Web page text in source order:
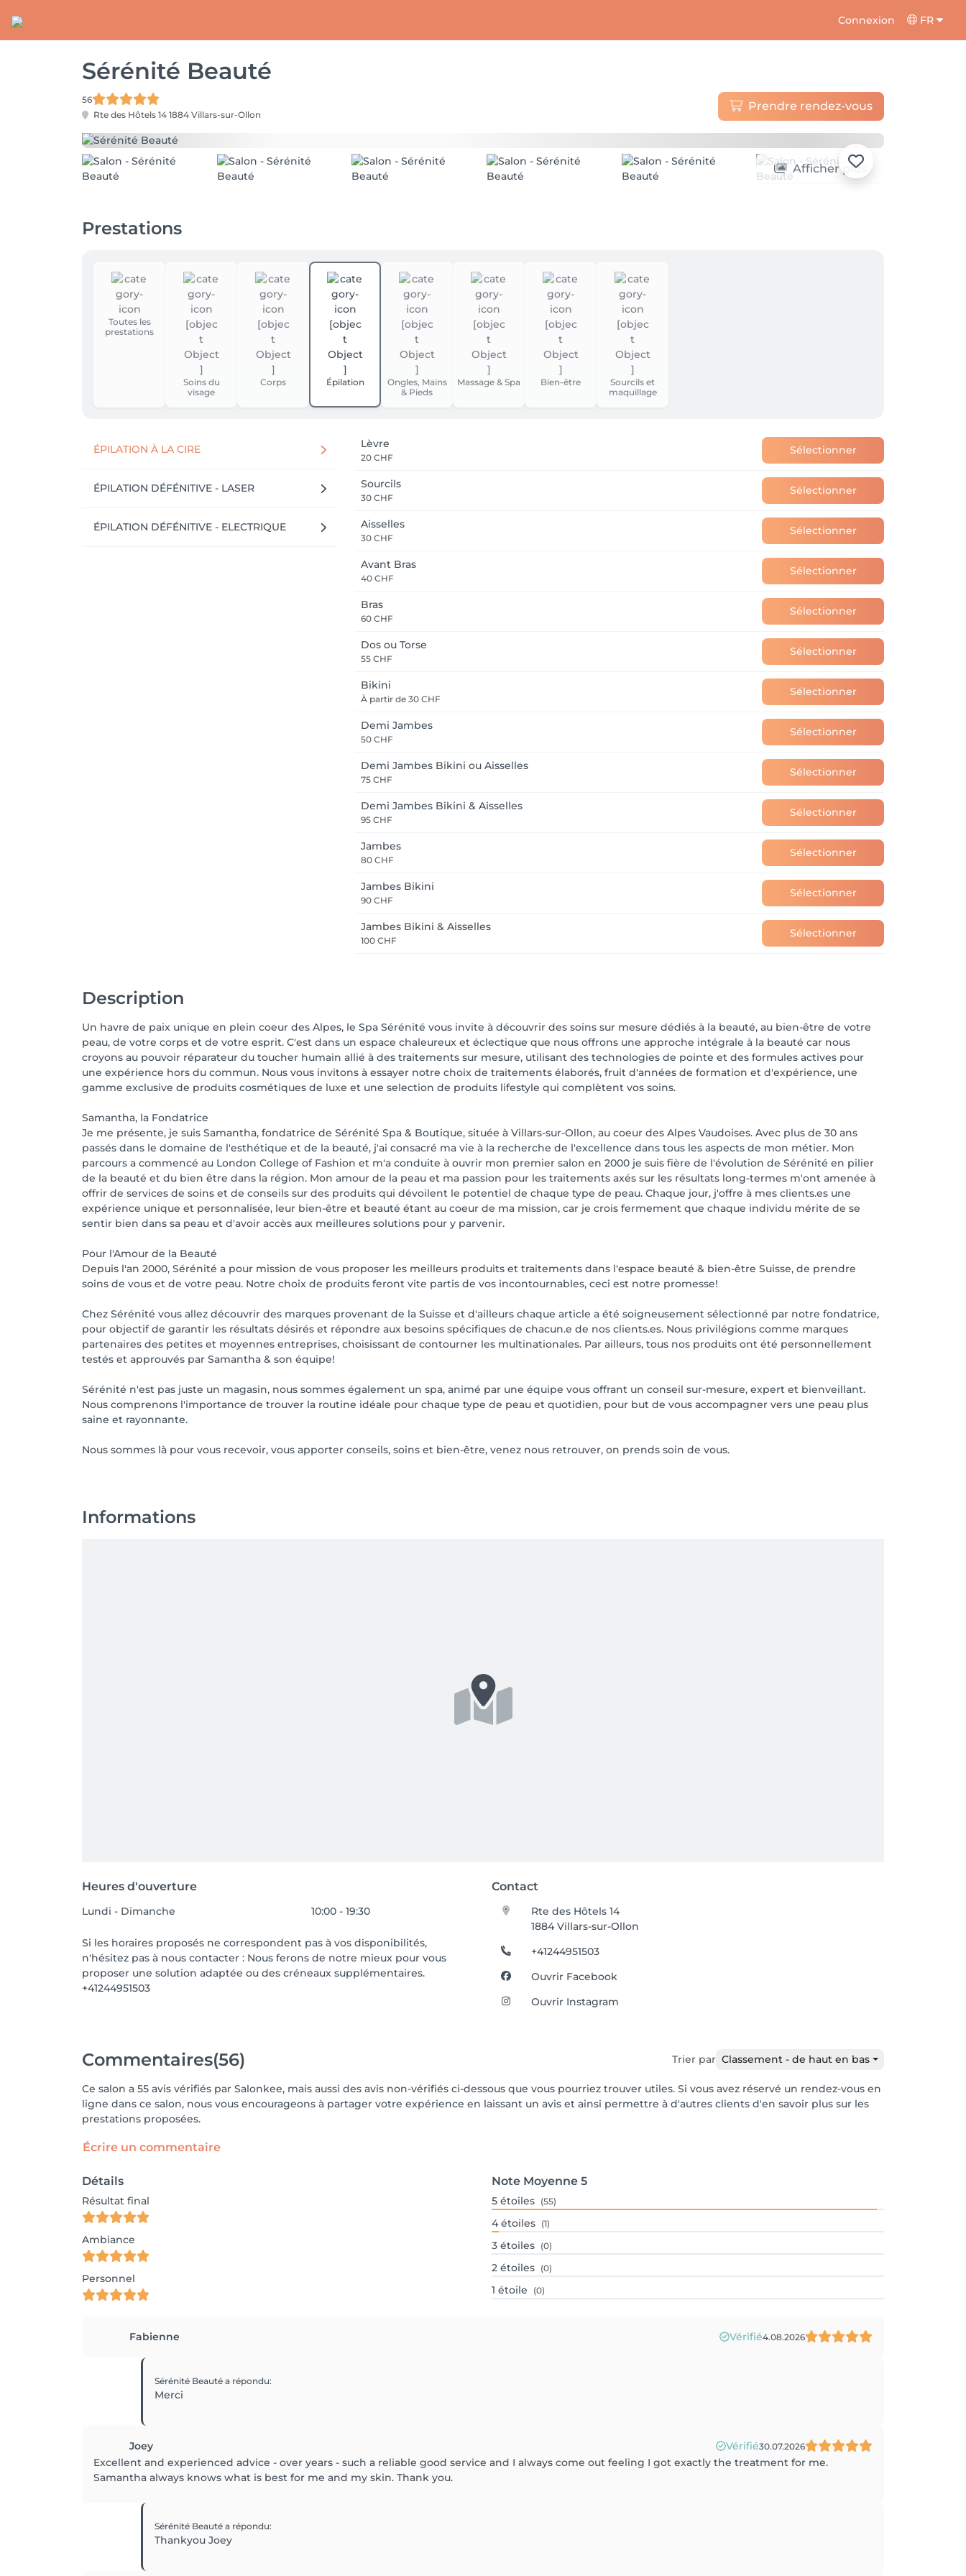
Connexion FR
Sérénité Beauté
56
Rte des Hôtels 14 1884 Villars-sur-Ollon
Prendre rendez-vous
Afficher plus
Prestations
Toutes les
prestations
Soins du
visage
Corps Épilation
Ongles, Mains
& Pieds
Massage & Spa Bien-être
Sourcils et
maquillage
ÉPILATION À LA CIRE
ÉPILATION DÉFÉNITIVE - LASER
ÉPILATION DÉFÉNITIVE - ELECTRIQUE
Lèvre
20 CHF
Sélectionner
Sourcils
30 CHF
Sélectionner
Aisselles
30 CHF
Sélectionner
Avant Bras
40 CHF
Sélectionner
Bras
60 CHF
Sélectionner
Dos ou Torse
55 CHF
Sélectionner
Bikini
À partir de 30 CHF
Sélectionner
Demi Jambes
50 CHF
Sélectionner
Demi Jambes Bikini ou Aisselles
75 CHF
Sélectionner
Demi Jambes Bikini & Aisselles
95 CHF
Sélectionner
Jambes
80 CHF
Sélectionner
Jambes Bikini
90 CHF
Sélectionner
Jambes Bikini & Aisselles
100 CHF
Sélectionner
Description
Un havre de paix unique en plein coeur des Alpes, le Spa Sérénité vous invite à découvrir des soins sur mesure dédiés à la beauté, au bien-être de votre
peau, de votre corps et de votre esprit. C'est dans un espace chaleureux et éclectique que nous offrons une approche intégrale à la beauté car nous
croyons au pouvoir réparateur du toucher humain allié à des traitements sur mesure, utilisant des technologies de pointe et des formules actives pour
une expérience hors du commun. Nous vous invitons à essayer notre choix de traitements élaborés, fruit d'années de formation et d'expérience, une
gamme exclusive de produits cosmétiques de luxe et une selection de produits lifestyle qui complètent vos soins.
Samantha, la Fondatrice
Je me présente, je suis Samantha, fondatrice de Sérénité Spa & Boutique, située à Villars-sur-Ollon, au coeur des Alpes Vaudoises. Avec plus de 30 ans
passés dans le domaine de l'esthétique et de la beauté, j'ai consacré ma vie à la recherche de l'excellence dans tous les aspects de mon métier. Mon
parcours a commencé au London College of Fashion et m'a conduite à ouvrir mon premier salon en 2000 je suis fière de l'évolution de Sérénité en pilier
de la beauté et du bien être dans la région. Mon amour de la peau et ma passion pour les traitements axés sur les résultats long-termes m'ont amenée à
offrir de services de soins et de conseils sur des produits qui dévoilent le potentiel de chaque type de peau. Chaque jour, j'offre à mes clients.es une
expérience unique et personnalisée, leur bien-être et beauté étant au coeur de ma mission, car je crois fermement que chaque individu mérite de se
sentir bien dans sa peau et d'avoir accès aux meilleures solutions pour y parvenir.
Pour l'Amour de la Beauté
Depuis l'an 2000, Sérénité a pour mission de vous proposer les meilleurs produits et traitements dans l'espace beauté & bien-être Suisse, de prendre
soins de vous et de votre peau. Notre choix de produits feront vite partis de vos incontournables, ceci est notre promesse!
Chez Sérénité vous allez découvrir des marques provenant de la Suisse et d'ailleurs chaque article a été soigneusement sélectionné par notre fondatrice,
pour objectif de garantir les résultats désirés et répondre aux besoins spécifiques de chacun.e de nos clients.es. Nous privilégions comme marques
partenaires des petites et moyennes entreprises, choisissant de contourner les multinationales. Par ailleurs, tous nos produits ont été personnellement
testés et approuvés par Samantha & son équipe!
Sérénité n'est pas juste un magasin, nous sommes également un spa, animé par une équipe vous offrant un conseil sur-mesure, expert et bienveillant.
Nous comprenons l'importance de trouver la routine idéale pour chaque type de peau et quotidien, pour but de vous accompagner vers une peau plus
saine et rayonnante.
Nous sommes là pour vous recevoir, vous apporter conseils, soins et bien-être, venez nous retrouver, on prends soin de vous.
Informations
Heures d'ouverture Contact
Lundi - Dimanche 10:00 - 19:30
Si les horaires proposés ne correspondent pas à vos disponibilités,
n'hésitez pas à nous contacter : Nous ferons de notre mieux pour vous
proposer une solution adaptée ou des créneaux supplémentaires.
+41244951503
Rte des Hôtels 14
1884 Villars-sur-Ollon
+41244951503
Ouvrir Facebook
Ouvrir Instagram
Commentaires(56) Trier par Classement - de haut en bas
Ce salon a 55 avis vérifiés par Salonkee, mais aussi des avis non-vérifiés ci-dessous que vous pourriez trouver utiles. Si vous avez réservé un rendez-vous en
ligne dans ce salon, nous vous encourageons à partager votre expérience en laissant un avis et ainsi permettre à d'autres clients d'en savoir plus sur les
prestations proposées.
Écrire un commentaire
Détails
Résultat final
Ambiance
Personnel
Note Moyenne 5
5 étoiles (55)
4 étoiles (1)
3 étoiles (0)
2 étoiles (0)
1 étoile (0)
Fabienne Vérifié4.08.2026
Sérénité Beauté a répondu:
Merci
Joey Vérifié30.07.2026
Excellent and experienced advice - over years - such a reliable good service and I always come out feeling I got exactly the treatment for me.
Samantha always knows what is best for me and my skin. Thank you.
Sérénité Beauté a répondu:
Thankyou Joey